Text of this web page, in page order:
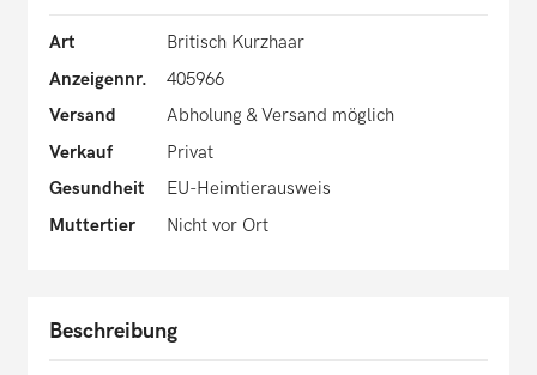
Art
Britisch Kurzhaar
Anzeigennr.
405966
Versand
Abholung & Versand möglich
Verkauf
Privat
Gesundheit
EU-Heimtierausweis
Muttertier
Nicht vor Ort
Beschreibung